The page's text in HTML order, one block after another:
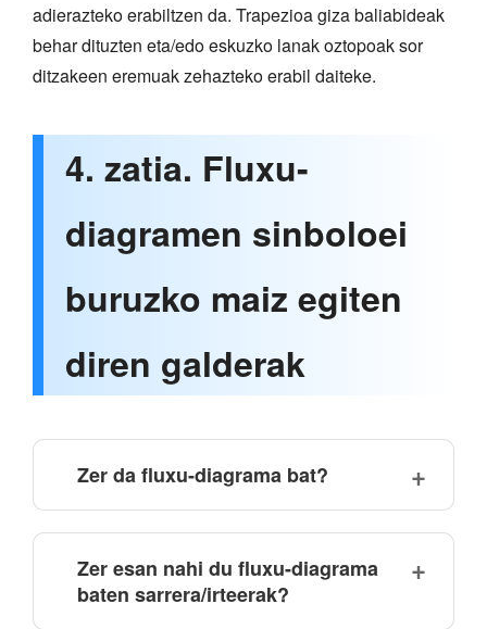
adierazteko erabiltzen da. Trapezioa giza baliabideak
behar dituzten eta/edo eskuzko lanak oztopoak sor
ditzakeen eremuak zehazteko erabil daiteke.
4. zatia. Fluxu-
diagramen sinboloei
buruzko maiz egiten
diren galderak
Zer da fluxu-diagrama bat?
Zer esan nahi du fluxu-diagrama
baten sarrera/irteerak?